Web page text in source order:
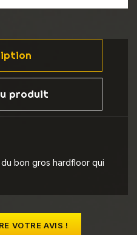
produit
bon gros hardfloor qui
VOTRE AVIS !